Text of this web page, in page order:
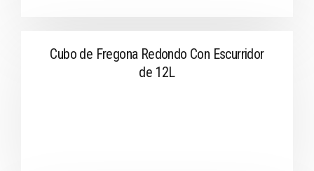
Cubo de Fregona Redondo Con Escurridor
de 12L